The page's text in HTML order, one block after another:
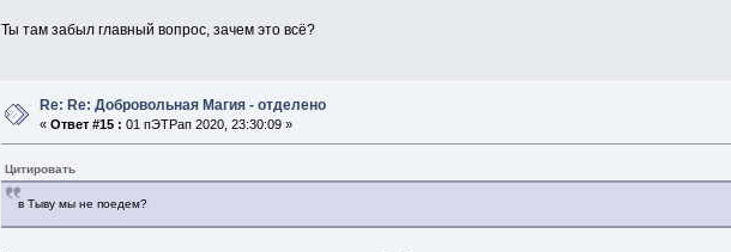
Ты там забыл главный вопрос, зачем это всё?
Re: Re: Добровольная Магия - отделено
«Ответ #15 : 01 пЭТРап 2020, 23:30:09 »
Цитировать
в Тыву мы не поедем?